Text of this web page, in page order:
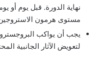
نهاية الدورة. قبل يوم أو
مستوى هرمون
يجب أن يواكب
لتعويض الآثار الجانبية